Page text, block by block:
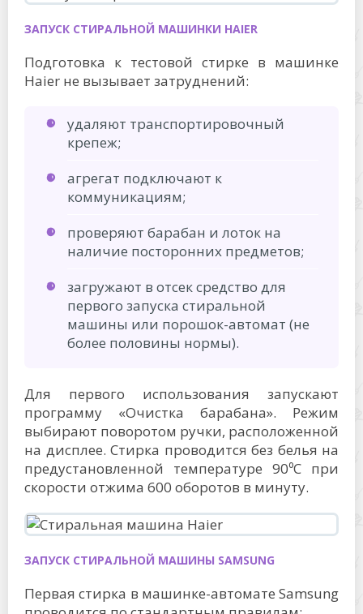
ЗАПУСК СТИРАЛЬНОЙ МАШИНКИ HAIER
Подготовка к тестовой стирке в машинке
Haier не вызывает затруднений:
удаляют транспортировочный
крепеж;
агрегат подключают к
коммуникациям;
проверяют барабан и лоток на
наличие посторонних предметов;
загружают в отсек средство для
первого запуска стиральной
машины или порошок-автомат (не
более половины нормы).
Для первого использования запускают
программу «Очистка барабана». Режим
выбирают поворотом ручки, расположенной
на дисплее. Стирка проводится без белья на
предустановленной температуре 90⁰C при
скорости отжима 600 оборотов в минуту.
ЗАПУСК СТИРАЛЬНОЙ МАШИНЫ SAMSUNG
Первая стирка в машинке-автомате Samsung